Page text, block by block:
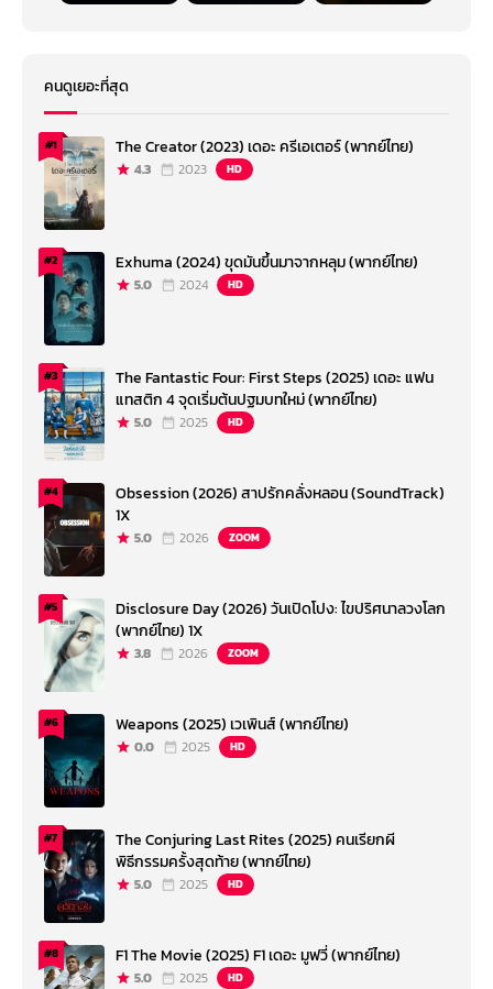
คนดูเยอะที่สุด
#1 The Creator (2023) เดอะ ครีเอเตอร์ (พากย์ไทย)
4.3 2023 HD
#2 Exhuma (2024) ขุดมันขึ้นมาจากหลุม (พากย์ไทย)
5.0 2024 HD
#3
The Fantastic Four: First Steps (2025) เดอะ แฟน
แทสติก 4 จุดเริ่มต้นปฐมบทใหม่ (พากย์ไทย)
5.0 2025 HD
#4
Obsession (2026) สาปรักคลั่งหลอน (SoundTrack)
1X
5.0 2026 ZOOM
#5
Disclosure Day (2026) วันเปิดโปง: ไขปริศนาลวงโลก
(พากย์ไทย) 1X
3.8 2026 ZOOM
#6 Weapons (2025) เวเพินส์ (พากย์ไทย)
0.0 2025 HD
#7
The Conjuring Last Rites (2025) คนเรียกผี
พิธีกรรมครั้งสุดท้าย (พากย์ไทย)
5.0 2025 HD
#8 F1 The Movie (2025) F1 เดอะ มูฟวี่ (พากย์ไทย)
5.0 2025 HD